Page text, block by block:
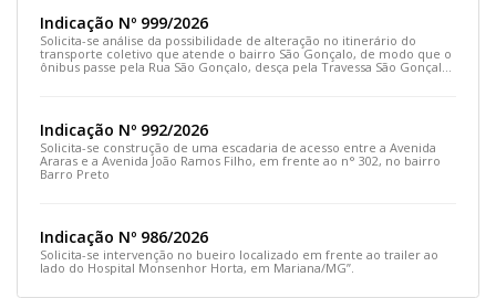
Indicação Nº 999/2026
Solicita-se análise da possibilidade de alteração no itinerário do
transporte coletivo que atende o bairro São Gonçalo, de modo que o
ônibus passe pela Rua São Gonçalo, desça pela Travessa São Gonçalo
Indicação Nº 992/2026
Solicita-se construção de uma escadaria de acesso entre a Avenida
Araras e a Avenida João Ramos Filho, em frente ao n° 302, no bairro
Barro Preto
Indicação Nº 986/2026
Solicita-se intervenção no bueiro localizado em frente ao trailer ao
lado do Hospital Monsenhor Horta, em Mariana/MG”.